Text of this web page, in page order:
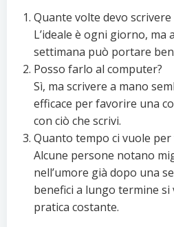
Quante volte devo scrivere
L’ideale è ogni giorno, ma
settimana può portare
Posso farlo al computer?
Sì, ma scrivere a mano
efficace per favorire una
con ciò che scrivi.
Quanto tempo ci vuole per
Alcune persone notano
nell’umore già dopo una
benefici a lungo termine si
pratica costante.